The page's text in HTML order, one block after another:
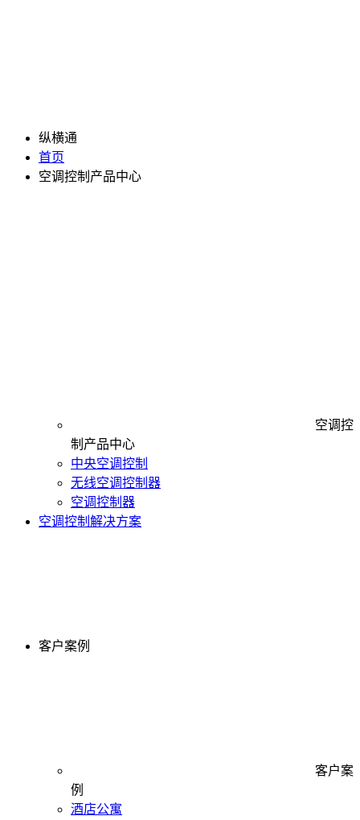
纵横通
首页
空调控制产品中心
空调控
制产品中心
中央空调控制
无线空调控制器
空调控制器
空调控制解决方案
客户案例
客户案
例
酒店公寓